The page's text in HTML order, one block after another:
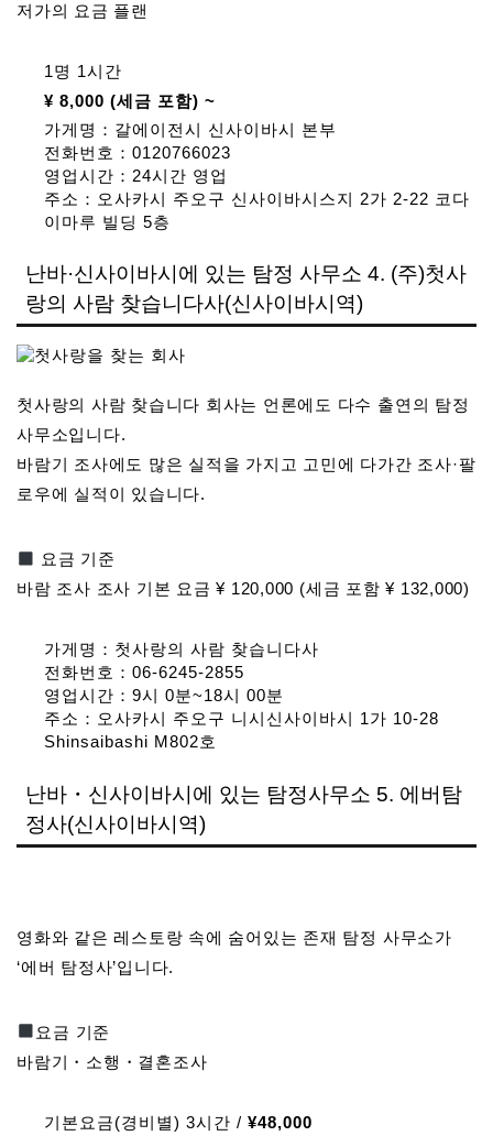
저가의 요금 플랜
1명 1시간
¥ 8,000 (세금 포함) ~
가게명：갈에이전시 신사이바시 본부
전화번호：0120766023
영업시간：24시간 영업
주소：오사카시 주오구 신사이바시스지 2가 2-22 코다
이마루 빌딩 5층
난바·신사이바시에 있는 탐정 사무소 4. (주)첫사
랑의 사람 찾습니다사(신사이바시역)
첫사랑의 사람 찾습니다 회사는 언론에도 다수 출연의 탐정
사무소입니다.
바람기 조사에도 많은 실적을 가지고 고민에 다가간 조사·팔
로우에 실적이 있습니다.
요금 기준
바람 조사 조사 기본 요금 ¥ 120,000 (세금 포함 ¥ 132,000)
가게명：첫사랑의 사람 찾습니다사
전화번호：06-6245-2855
영업시간：9시 0분~18시 00분
주소：오사카시 주오구 니시신사이바시 1가 10-28
Shinsaibashi M802호
난바・신사이바시에 있는 탐정사무소 5. 에버탐
정사(신사이바시역)
영화와 같은 레스토랑 속에 숨어있는 존재 탐정 사무소가
‘에버 탐정사’입니다.
요금 기준
바람기・소행・결혼조사
기본요금(경비별) 3시간 / ¥48,000